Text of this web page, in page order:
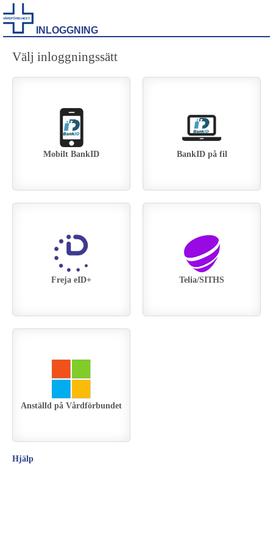
INLOGGNING
Välj inloggningssätt
Mobilt BankID BankID på fil
Telia/SITHS
Anställd på Vårdförbundet
Freja eID+
Hjälp